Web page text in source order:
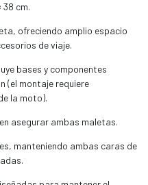
38 cm.
ofreciendo amplio espacio
de viaje.
bases y componentes
(el montaje requiere
la moto).
asegurar ambas maletas.
manteniendo ambas caras de